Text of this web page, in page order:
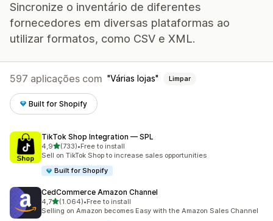
Sincronize o inventário de diferentes
fornecedores em diversas plataformas ao
utilizar formatos, como CSV e XML.
597 aplicações com Várias lojas Limpar
Built for Shopify
TikTok Shop Integration — SPL
4,9de 5 estrelas
(733)
733 total de avaliações
•Free to install
Sell on TikTok Shop to increase sales opportunities
Built for Shopify
CedCommerce Amazon Channel
4,7de 5 estrelas
(1.064)
1064 total de avaliações
•Free to install
Selling on Amazon becomes Easy with the Amazon Sales Channel